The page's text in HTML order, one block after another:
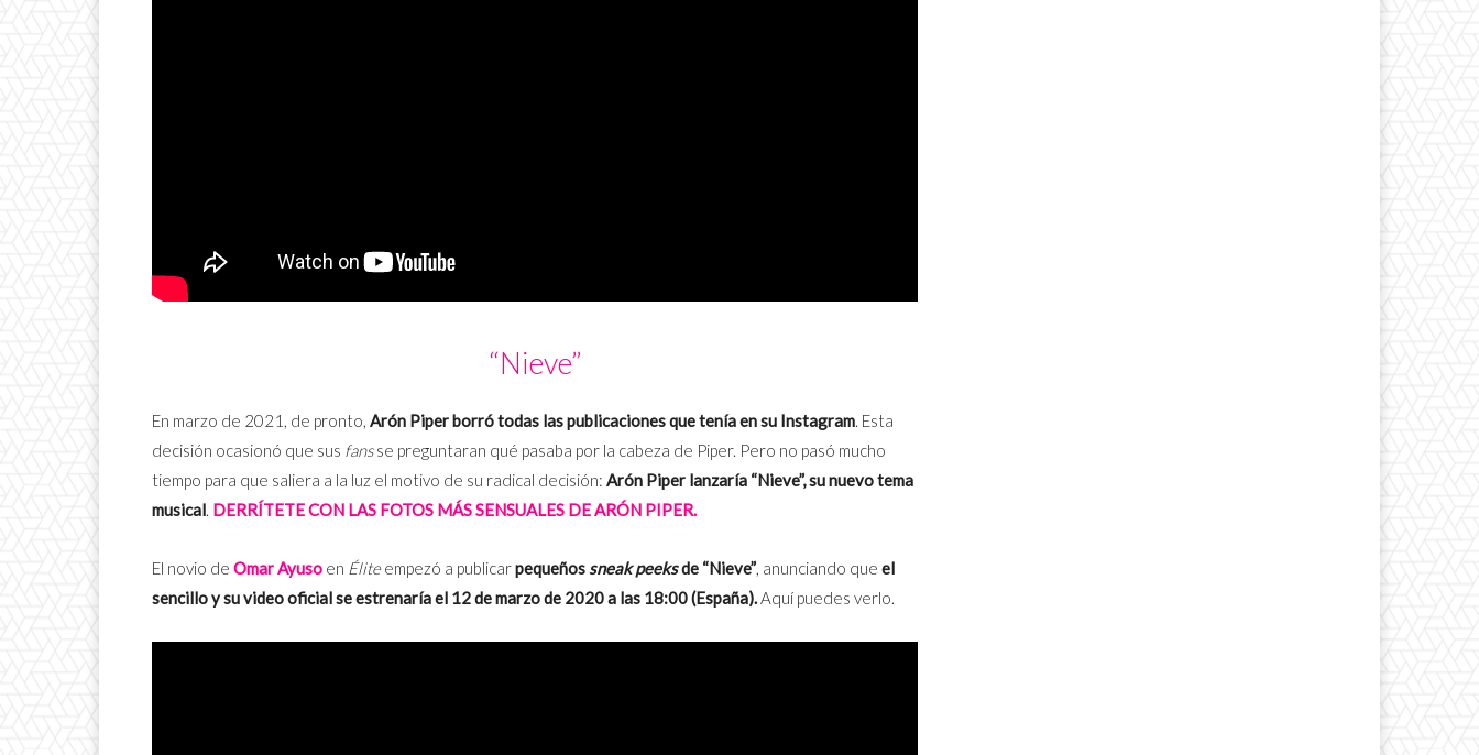
“Nieve”
En marzo de 2021, de pronto, Arón Piper borró todas las publicaciones que tenía en su Instagram. Esta
decisión ocasionó que sus fansse preguntaran qué pasaba por la cabeza de Piper. Pero no pasó mucho
tiempo para que saliera a la luz el motivo de su radical decisión: Arón Piper lanzaría “Nieve”, su nuevo tema
musical. DERRÍTETE CON LAS FOTOS MÁS SENSUALES DE ARÓN PIPER.
El novio de Omar Ayuso en Éliteempezó a publicarpequeñossneak peeksde “Nieve”, anunciando que el
sencillo y su video oficial se estrenaría el 12 de marzo de 2020a las 18:00 (España).Aquí puedes verlo.